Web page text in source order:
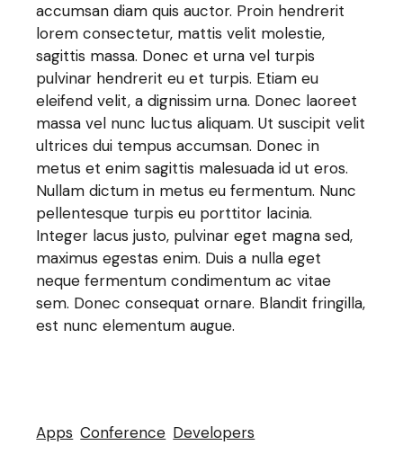
accumsan diam quis auctor. Proin hendrerit
lorem consectetur, mattis velit molestie,
sagittis massa. Donec et urna vel turpis
pulvinar hendrerit eu et turpis. Etiam eu
eleifend velit, a dignissim urna. Donec laoreet
massa vel nunc luctus aliquam. Ut suscipit velit
ultrices dui tempus accumsan. Donec in
metus et enim sagittis malesuada id ut eros.
Nullam dictum in metus eu fermentum. Nunc
pellentesque turpis eu porttitor lacinia.
Integer lacus justo, pulvinar eget magna sed,
maximus egestas enim. Duis a nulla eget
neque fermentum condimentum ac vitae
sem. Donec consequat ornare. Blandit fringilla,
est nunc elementum augue.
Apps Conference Developers